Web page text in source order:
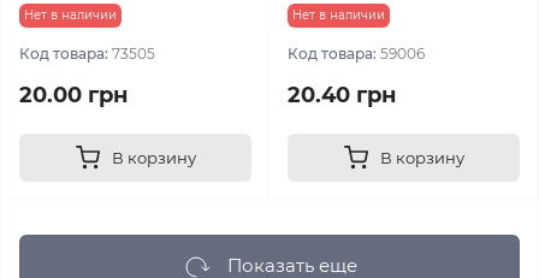
Нет в наличии
Код товара: 73505
20.00 грн
В корзину
Нет в наличии
Код товара: 59006
20.40 грн
В корзину
Показать еще